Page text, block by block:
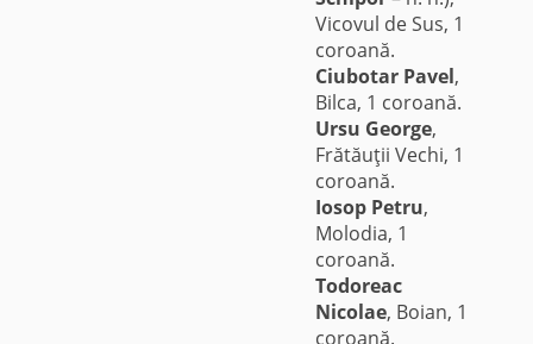
Vicovul de Sus, 1
coroană.
Ciubotar Pavel,
Bilca, 1 coroană.
Ursu George,
Frătăuţii Vechi, 1
coroană.
Iosop Petru,
Molodia, 1
coroană.
Todoreac
Nicolae, Boian, 1
coroană.